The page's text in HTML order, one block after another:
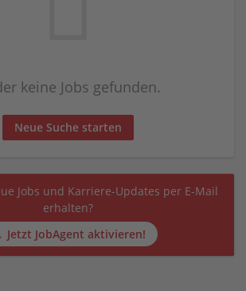
keine Jobs gefunden.
Neue Suche starten
Jobs und Karriere-Updates per E-Mail
erhalten?
Jetzt JobAgent aktivieren!